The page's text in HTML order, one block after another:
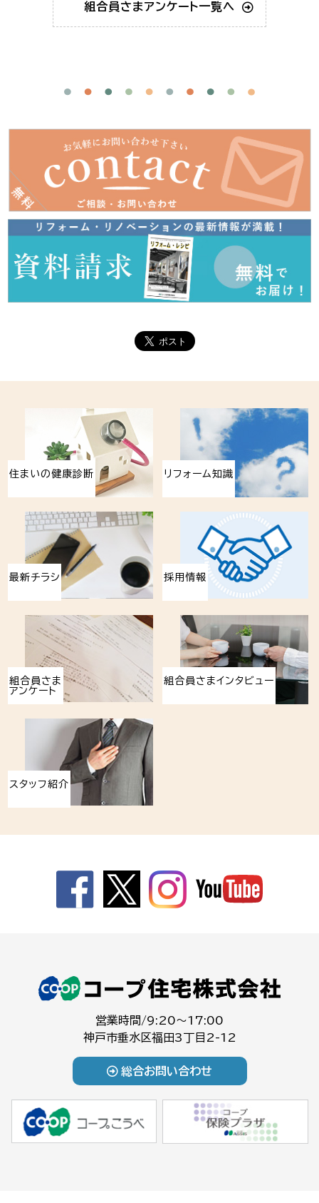
組合員さまアンケート一覧へ
住まいの健康診断 リフォーム知識
最新チラシ 採用情報
組合員さま
アンケート
組合員さまインタビュー
スタッフ紹介
営業時間/9:20～17:00
神戸市垂水区福田3丁目2-12
総合お問い合わせ